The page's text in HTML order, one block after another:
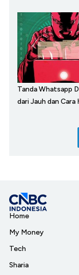
Tanda Whatsapp
dari Jauh dan Cara
Home
My Money
Tech
Sharia